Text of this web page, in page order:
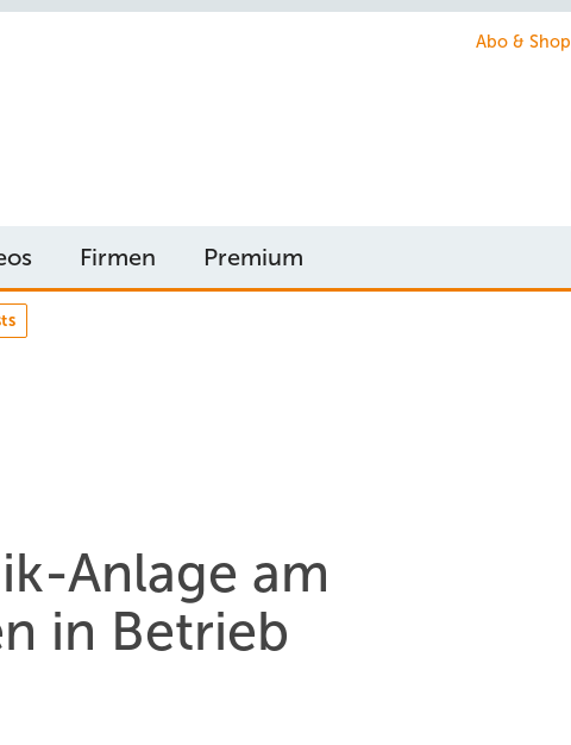
Abo & Shop
Firmen Premium
Anlage am
in Betrieb